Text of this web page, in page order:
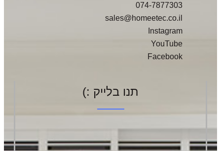
074-7877303
sales@homeetec.co.il
Instagram
YouTube
Facebook
תנו בלייק :)